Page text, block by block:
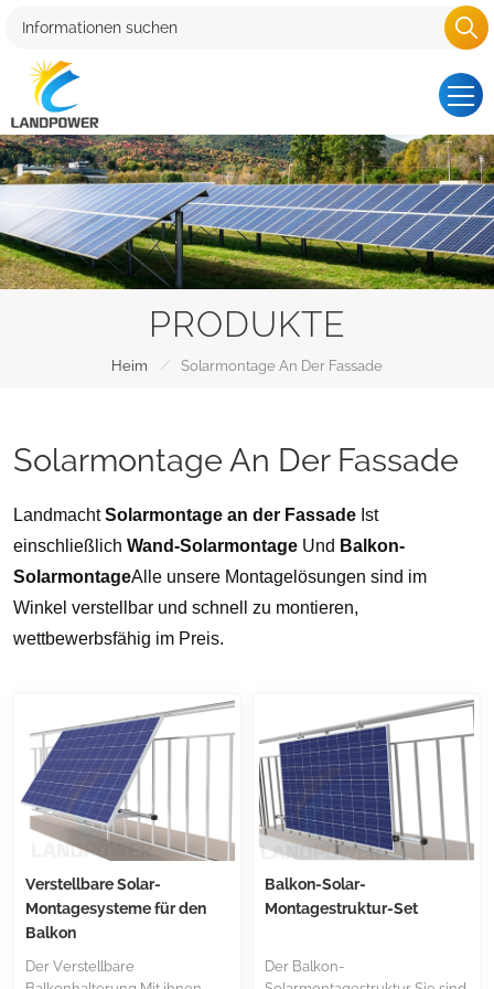
PRODUKTE
Heim / Solarmontage An Der Fassade
Solarmontage An Der Fassade
Landmacht Solarmontage an der Fassade Ist
einschließlich Wand-Solarmontage Und Balkon-
SolarmontageAlle unsere Montagelösungen sind im
Winkel verstellbar und schnell zu montieren,
wettbewerbsfähig im Preis.
Verstellbare Solar-
Montagesysteme für den
Balkon
Der Verstellbare
Balkon-Solar-
Montagestruktur-Set
Der Balkon-